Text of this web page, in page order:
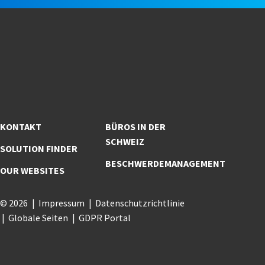
KONTAKT
SOLUTION FINDER
OUR WEBSITES
BÜROS IN DER
SCHWEIZ
BESCHWERDEMANAGEMENT
© 2026 Impressum
Datenschutzrichtlinie
Globale Seiten
GDPR Portal